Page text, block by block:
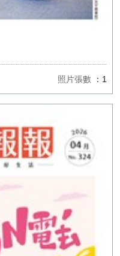
照片張數 ：1